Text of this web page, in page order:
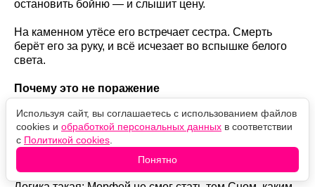
остановить бойню — и слышит цену.
На каменном утёсе его встречает сестра. Смерть
берёт его за руку, и всё исчезает во вспышке белого
света.
Почему это не поражение
Шоураннер Аллан Хайнберг объяснял The Wrap в
2025 году, что для героя это был единственный выход:
"Он позволяет себе переродиться".
Используя сайт, вы соглашаетесь с использованием файлов
cookies и обработкой персональных данных в соответствии
с Политикой cookies
Понятно